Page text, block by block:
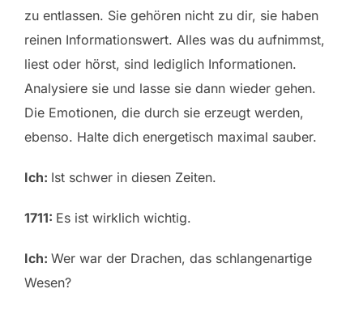
zu entlassen. Sie gehören nicht zu dir, sie haben
reinen Informationswert. Alles was du aufnimmst,
liest oder hörst, sind lediglich Informationen.
Analysiere sie und lasse sie dann wieder gehen.
Die Emotionen, die durch sie erzeugt werden,
ebenso. Halte dich energetisch maximal sauber.
Ich: Ist schwer in diesen Zeiten.
1711: Es ist wirklich wichtig.
Ich: Wer war der Drachen, das schlangenartige
Wesen?